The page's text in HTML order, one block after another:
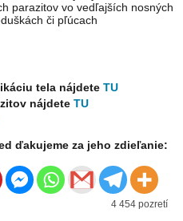
parazitov vo vedľajších nosných
či pľúcach
tela nájdeteTU
nájdeteTU
ďakujeme za jeho zdieľanie:
4 454 pozretí